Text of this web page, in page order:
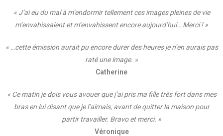
« J’ai eu du mal à m’endormir tellement ces images pleines de vie
m’envahissaient et m’envahissent encore aujourd’hui… Merci ! »
« …cette émission aurait pu encore durer des heures je n’en aurais pas
raté une image. »
Catherine
« Ce matin je dois vous avouer que j’ai pris ma fille très fort dans mes
bras en lui disant que je l’aimais, avant de quitter la maison pour
partir travailler. Bravo et merci. »
Véronique